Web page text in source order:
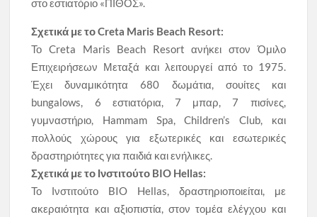
στο εστιατόριο «ΠΙΘΟΣ».
Σχετικά μετοCreta Maris Beach Resort:
Το Creta Maris Beach Resort ανήκει στον Όμιλο
Επιχειρήσεων Μεταξά και λειτουργεί από το 1975.
Έχει δυναμικότητα 680 δωμάτια, σουίτες και
bungalows, 6 εστιατόρια, 7 μπαρ, 7 πισίνες,
γυμναστήριο, Hammam Spa, Children’s Club, και
πολλούς χώρους για εξωτερικές και εσωτερικές
δραστηριότητες για παιδιά και ενήλικες.
Σχετικά με το Ινστιτούτο BIO Hellas:
Το Ινστιτούτο BIO Hellas, δραστηριοποιείται, με
ακεραιότητα και αξιοπιστία, στον τομέα ελέγχου και